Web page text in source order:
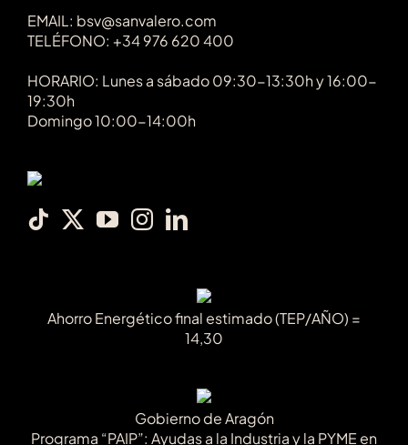
EMAIL: bsv@sanvalero.com
TELÉFONO: +34 976 620 400
HORARIO: Lunes a sábado 09:30-13:30h y 16:00-
19:30h
Domingo 10:00-14:00h
Ahorro Energético final estimado (TEP/AÑO) =
14,30
Gobierno de Aragón
Programa “PAIP”: Ayudas a la Industria y la PYME en